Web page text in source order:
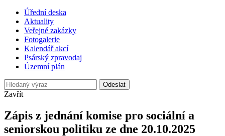
Úřední deska
Aktuality
Veřejné zakázky
Fotogalerie
Kalendář akcí
Psárský zpravodaj
Územní plán
Odeslat
Zavřít
Zápis z jednání komise pro sociální a
seniorskou politiku ze dne 20.10.2025